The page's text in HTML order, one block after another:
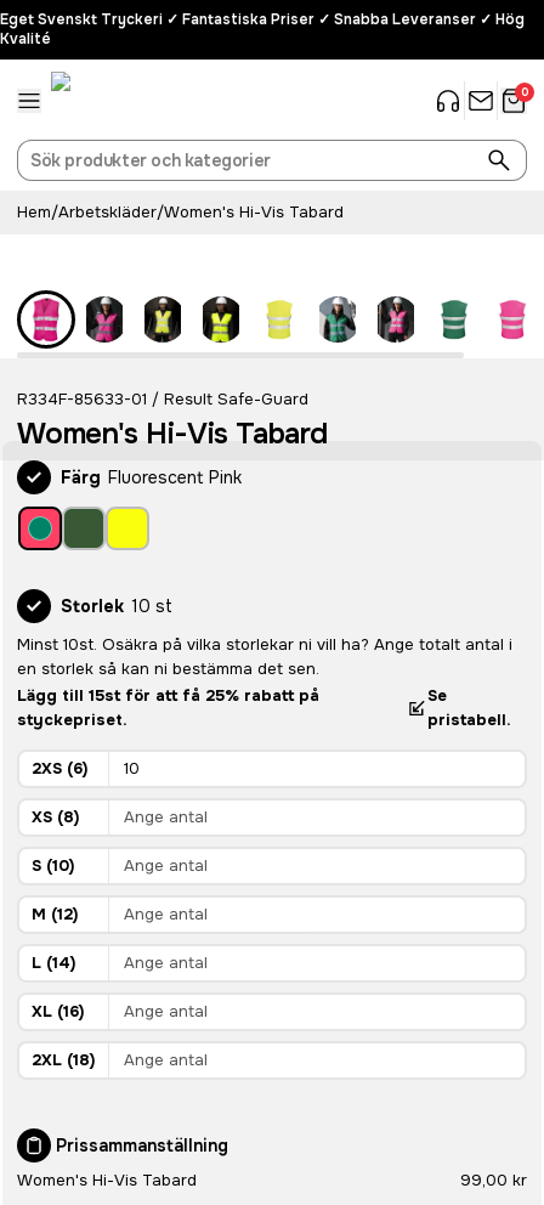
Eget Svenskt Tryckeri ✓ Fantastiska Priser ✓ Snabba Leveranser ✓ Hög
Kvalité
0
Hem/Arbetskläder/Women's Hi-Vis Tabard
R334F-85633-01 / Result Safe-Guard
Women's Hi-Vis Tabard
Färg Fluorescent Pink
Storlek 10 st
Minst 10st. Osäkra på vilka storlekar ni vill ha? Ange totalt antal i
en storlek så kan ni bestämma det sen.
Lägg till 15st för att få 25% rabatt på
styckepriset.
Se
pristabell.
2XS (6)
XS (8)
S (10)
M (12)
L (14)
XL (16)
2XL (18)
Prissammanställning
Women's Hi-Vis Tabard 99,00 kr